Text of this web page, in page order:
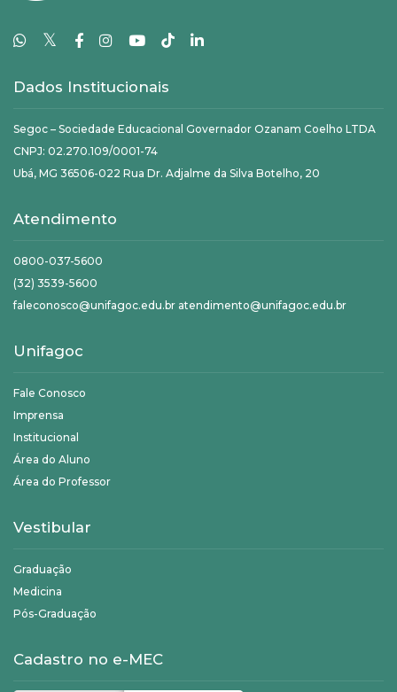
𝕏
Dados Institucionais
Segoc – Sociedade Educacional Governador Ozanam Coelho LTDA
CNPJ: 02.270.109/0001-74
Ubá, MG 36506-022 Rua Dr. Adjalme da Silva Botelho, 20
Atendimento
0800-037-5600
(32) 3539-5600
faleconosco@unifagoc.edu.br atendimento@unifagoc.edu.br
Unifagoc
Fale Conosco
Imprensa
Institucional
Área do Aluno
Área do Professor
Vestibular
Graduação
Medicina
Pós-Graduação
Cadastro no e-MEC